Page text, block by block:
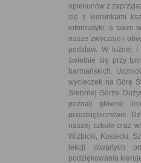
opiekunów z
się z kierunkami
informatyki, a także
nasze zwyczaje i
podstaw. W luźnej i
świetnie się przy
barmańskich.
wycieczek na Górę
Srebrnej Górze.
poznali główne
przedsiębiorstwie.
naszej szkole oraz
Wiżbicki, Kostecki,
lekcji otwartych
podziękowania